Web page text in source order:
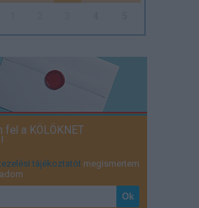
fel a KÖLÖKNET
tájékoztatót megismertem